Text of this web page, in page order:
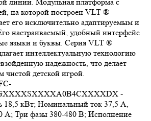
на которой построен VLT ®
его исключительно адаптируемым и
настраиваемый, удобный интерфейс
языки и буквы. Серия VLT ®
интеллектуальную технологию
надежность, что делает
чистой детской игрой.
-
18,5 кВт; Номинальный ток 37,5 А,
А; Три фазы 380-480 В; Исполнение